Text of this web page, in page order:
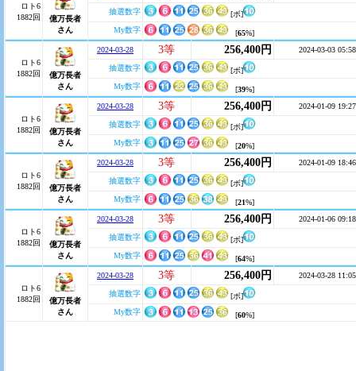
ロト6
1882回
億万長者
さん
抽選数字
[ボ]
My数字
[65%]
ロト6
1882回
億万長者
さん
2024-03-28 3等 256,400円 2024-03-03 05:58
抽選数字
[ボ]
My数字
[39%]
ロト6
1882回
億万長者
さん
2024-03-28 3等 256,400円 2024-01-09 19:27
抽選数字
[ボ]
My数字
[20%]
ロト6
1882回
億万長者
さん
2024-03-28 3等 256,400円 2024-01-09 18:46
抽選数字
[ボ]
My数字
[21%]
ロト6
1882回
億万長者
さん
2024-03-28 3等 256,400円 2024-01-06 09:18
抽選数字
[ボ]
My数字
[64%]
ロト6
1882回
億万長者
さん
2024-03-28 3等 256,400円 2024-03-28 11:05
抽選数字
[ボ]
My数字
[60%]